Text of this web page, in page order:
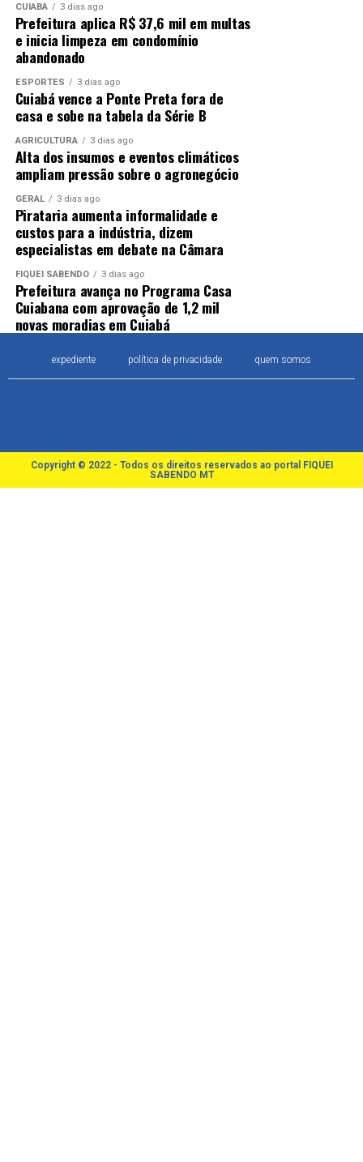
CUIABÁ 3 dias ago
Prefeitura aplica R$ 37,6 mil em multas
e inicia limpeza em condomínio
abandonado
ESPORTES 3 dias ago
Cuiabá vence a Ponte Preta fora de
casa e sobe na tabela da Série B
AGRICULTURA 3 dias ago
Alta dos insumos e eventos climáticos
ampliam pressão sobre o agronegócio
GERAL 3 dias ago
Pirataria aumenta informalidade e
custos para a indústria, dizem
especialistas em debate na Câmara
FIQUEI SABENDO 3 dias ago
Prefeitura avança no Programa Casa
Cuiabana com aprovação de 1,2 mil
novas moradias em Cuiabá
expediente política de privacidade quem somos
Copyright © 2022 - Todos os direitos reservados ao portal FIQUEI
SABENDO MT